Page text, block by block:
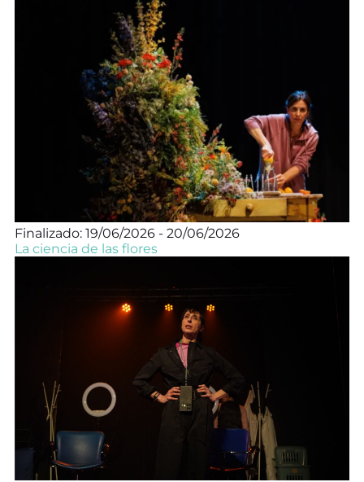
Finalizado: 19/06/2026 - 20/06/2026
La ciencia de las flores